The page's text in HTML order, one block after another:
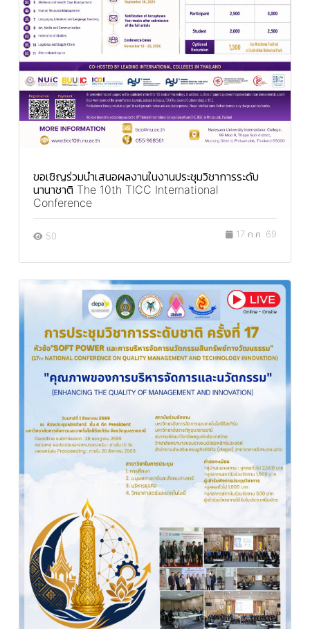
ขอเชิญร่วมนำเสนอผลงานในงานประชุมวิชาการระดับ
นานาชาติ The 10th TICC International
Conference
50 17 ก.ค. 69